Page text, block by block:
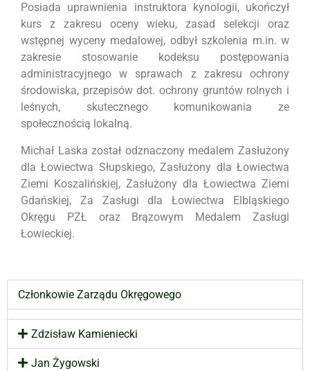
Posiada uprawnienia instruktora kynologii, ukończył
kurs z zakresu oceny wieku, zasad selekcji oraz
wstępnej wyceny medalowej, odbył szkolenia m.in. w
zakresie stosowanie kodeksu postępowania
administracyjnego w sprawach z zakresu ochrony
środowiska, przepisów dot. ochrony gruntów rolnych i
leśnych, skutecznego komunikowania ze
społecznością lokalną.
Michał Laska został odznaczony medalem Zasłużony
dla Łowiectwa Słupskiego, Zasłużony dla Łowiectwa
Ziemi Koszalińskiej, Zasłużony dla Łowiectwa Ziemi
Gdańskiej, Za Zasługi dla Łowiectwa Elbląskiego
Okręgu PZŁ oraz Brązowym Medalem Zasługi
Łowieckiej.
Członkowie Zarządu Okręgowego
Zdzisław Kamieniecki
Jan Żygowski